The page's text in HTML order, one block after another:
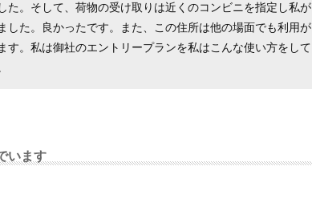
た。そして、荷物の受け取りは近くのコンビニを指定し私が
た。良かったです。また、この住所は他の場面でも利用が
。私は御社のエントリープランを私はこんな使い方をして
います